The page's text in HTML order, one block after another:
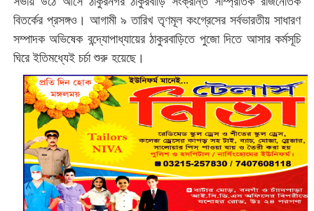
বিতর্কের প্রসঙ্গও। আগামী ৯ তারিখ তৃণমূল কংগ্রেসের সর্বভারতীয় সাধারণ
সম্পাদক অভিষেক বন্দ্যোপাধ্যায়ের ঠাকুরবাড়িতে পুজো দিতে আসার কর্মসূচি
ঘিরে ইতিমধ্যেই চর্চা শুরু হয়েছে।